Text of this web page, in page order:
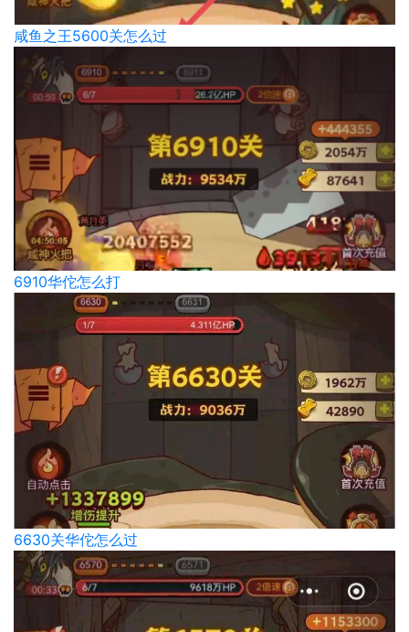
咸鱼之王5600关怎么过
6910华佗怎么打
6630关华佗怎么过